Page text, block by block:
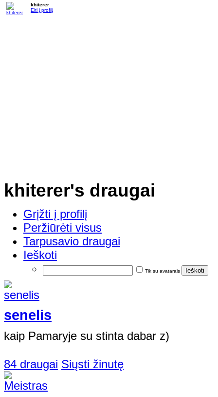
khiterer
Eiti į profilį
khiterer's draugai
Grįžti į profilį
Peržiūrėti visus
Tarpusavio draugai
Ieškoti
Tik su avatarais
senelis
kaip Pamaryje su stinta dabar z)
84 draugai Siųsti žinutę